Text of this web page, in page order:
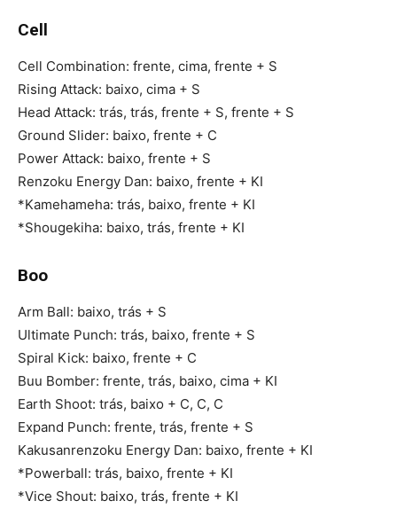
Cell
Cell Combination: frente, cima, frente + S
Rising Attack: baixo, cima + S
Head Attack: trás, trás, frente + S, frente + S
Ground Slider: baixo, frente + C
Power Attack: baixo, frente + S
Renzoku Energy Dan: baixo, frente + KI
*Kamehameha: trás, baixo, frente + KI
*Shougekiha: baixo, trás, frente + KI
Boo
Arm Ball: baixo, trás + S
Ultimate Punch: trás, baixo, frente + S
Spiral Kick: baixo, frente + C
Buu Bomber: frente, trás, baixo, cima + KI
Earth Shoot: trás, baixo + C, C, C
Expand Punch: frente, trás, frente + S
Kakusanrenzoku Energy Dan: baixo, frente + KI
*Powerball: trás, baixo, frente + KI
*Vice Shout: baixo, trás, frente + KI